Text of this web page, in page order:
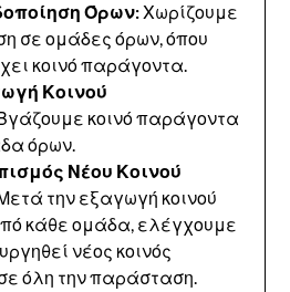
Όρων:Χωρίζουμε
σε ομάδες όρων, όπου
κοινό παράγοντα.
Κοινού
κοινό παράγοντα
όρων.
Νέου Κοινού
την εξαγωγή κοινού
κάθε ομάδα, ελέγχουμε
νέος κοινός
όλη την παράσταση.